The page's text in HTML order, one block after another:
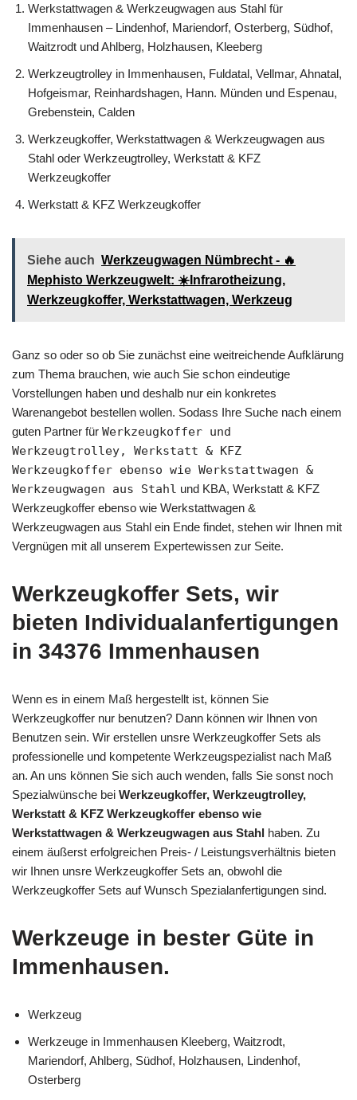
Werkstattwagen & Werkzeugwagen aus Stahl für
Immenhausen – Lindenhof, Mariendorf, Osterberg, Südhof,
Waitzrodt und Ahlberg, Holzhausen, Kleeberg
Werkzeugtrolley in Immenhausen, Fuldatal, Vellmar, Ahnatal,
Hofgeismar, Reinhardshagen, Hann. Münden und Espenau,
Grebenstein, Calden
Werkzeugkoffer, Werkstattwagen & Werkzeugwagen aus
Stahl oder Werkzeugtrolley, Werkstatt & KFZ
Werkzeugkoffer
Werkstatt & KFZ Werkzeugkoffer
Siehe auch Werkzeugwagen Nümbrecht - 🔥
Mephisto Werkzeugwelt: ☀️Infrarotheizung,
Werkzeugkoffer, Werkstattwagen, Werkzeug
Ganz so oder so ob Sie zunächst eine weitreichende Aufklärung
zum Thema brauchen, wie auch Sie schon eindeutige
Vorstellungen haben und deshalb nur ein konkretes
Warenangebot bestellen wollen. Sodass Ihre Suche nach einem
guten Partner für Werkzeugkoffer und
Werkzeugtrolley, Werkstatt & KFZ
Werkzeugkoffer ebenso wie Werkstattwagen &
Werkzeugwagen aus Stahl und KBA, Werkstatt & KFZ
Werkzeugkoffer ebenso wie Werkstattwagen &
Werkzeugwagen aus Stahl ein Ende findet, stehen wir Ihnen mit
Vergnügen mit all unserem Expertewissen zur Seite.
Werkzeugkoffer Sets, wir
bieten Individualanfertigungen
in 34376 Immenhausen
Wenn es in einem Maß hergestellt ist, können Sie
Werkzeugkoffer nur benutzen? Dann können wir Ihnen von
Benutzen sein. Wir erstellen unsre Werkzeugkoffer Sets als
professionelle und kompetente Werkzeugspezialist nach Maß
an. An uns können Sie sich auch wenden, falls Sie sonst noch
Spezialwünsche bei Werkzeugkoffer, Werkzeugtrolley,
Werkstatt & KFZ Werkzeugkoffer ebenso wie
Werkstattwagen & Werkzeugwagen aus Stahl haben. Zu
einem äußerst erfolgreichen Preis- / Leistungsverhältnis bieten
wir Ihnen unsre Werkzeugkoffer Sets an, obwohl die
Werkzeugkoffer Sets auf Wunsch Spezialanfertigungen sind.
Werkzeuge in bester Güte in
Immenhausen.
Werkzeug
Werkzeuge in Immenhausen Kleeberg, Waitzrodt,
Mariendorf, Ahlberg, Südhof, Holzhausen, Lindenhof,
Osterberg